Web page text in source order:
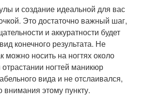
и создание идеальной для вас
Это достаточно важный шаг,
и аккуратности будет
конечного результата. Не
можно носить на ногтях около
ногтей маникюр
вида и не отслаивался,
внимания этому пункту.